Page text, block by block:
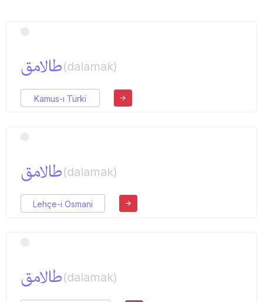
طالامق(dalamak)
Kamus-ı Türki
طالامق(dalamak)
Lehçe-i Osmani
طالامق(dalamak)